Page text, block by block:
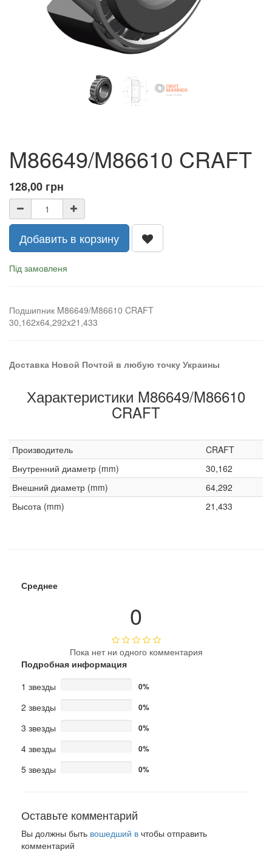
M86649/M86610 CRAFT
128,00 грн
Добавить в корзину
Під замовленя
Подшипник M86649/M86610 CRAFT
30,162x64,292x21,433
Доставка Новой Почтой в любую точку Украины
Характеристики M86649/M86610
CRAFT
Производитель
CRAFT
Внутренний диаметр (mm)
30,162
Внешний диаметр (mm)
64,292
Высота (mm)
21,433
Среднее
0
Пока нет ни одного комментария
Подробная информация
1 звезды
0%
2 звезды 0%
3 звезды 0%
4 звезды 0%
5 звезды 0%
Оставьте комментарий
Вы должны быть вошедший в чтобы отправить
комментарий